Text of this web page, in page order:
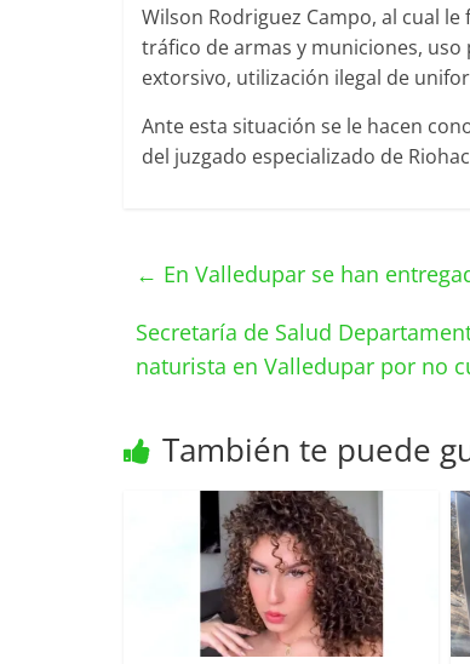
Wilson Rodriguez Campo, al cual
tráfico de armas y municiones,
extorsivo, utilización ilegal de
Ante esta situación se le hacen
del juzgado especializado de
← En Valledupar se han
Secretaría de Salud
naturista en Valledupar por no
También te puede